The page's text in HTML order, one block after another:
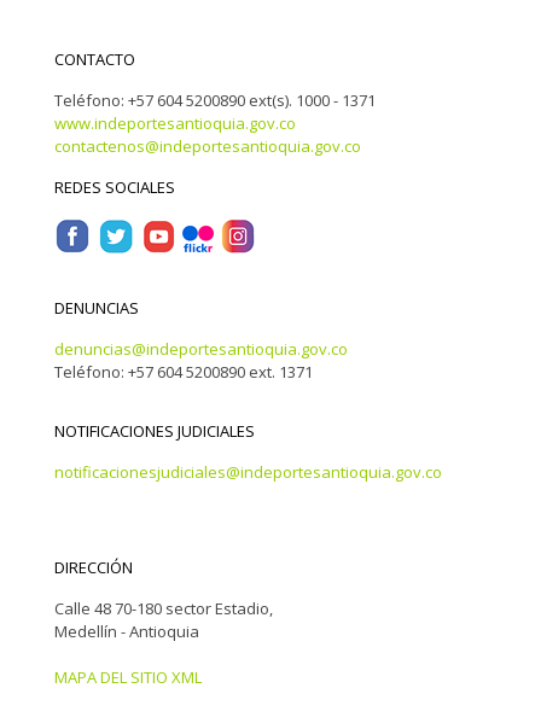
CONTACTO
Teléfono: +57 604 5200890 ext(s). 1000 - 1371
www.indeportesantioquia.gov.co
contactenos@indeportesantioquia.gov.co
REDES SOCIALES
DENUNCIAS
denuncias@indeportesantioquia.gov.co
Teléfono: +57 604 5200890 ext. 1371
NOTIFICACIONES JUDICIALES
notificacionesjudiciales@indeportesantioquia.gov.co
DIRECCIÓN
Calle 48 70-180 sector Estadio,
Medellín - Antioquia
MAPA DEL SITIO XML